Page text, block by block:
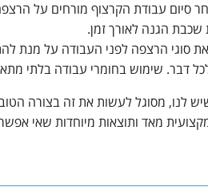
סיום עבודת הקרצוף מורחים על
שכבת הגנה לאורך זמן.
סוגי הרצפה לפני העבודה על מנת
דבר. שימוש בחומרי עבודה בלתי
לנו, מסוגל לעשות את זה בצורה
מאד ותוצאות מיוחדות שאי